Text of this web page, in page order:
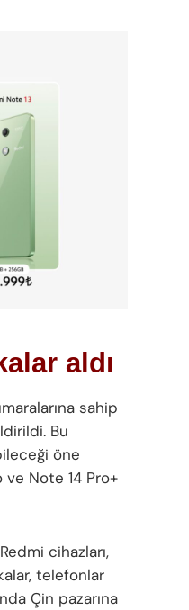
aldı
sahip
Bu
öne
ve Note 14 Pro+
cihazları,
telefonlar
Çin pazarına